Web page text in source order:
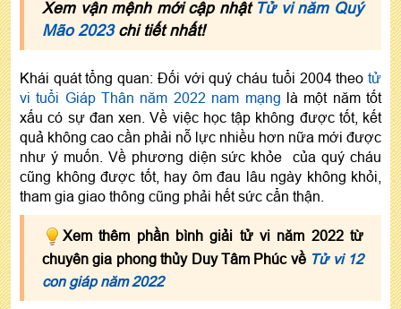
Xem vận mệnh mới cập nhật Tử vi năm Quý
Mão 2023chi tiết nhất!
Khái quát tổng quan: Đối với quý cháu tuổi 2004 theo tử
vi tuổi Giáp Thân năm 2022 nam mạng là một năm tốt
xấu có sự đan xen. Về việc học tập không được tốt, kết
quả không cao cần phải nỗ lực nhiều hơn nữa mới được
như ý muốn. Về phương diện sức khỏe của quý cháu
cũng không được tốt, hay ôm đau lâu ngày không khỏi,
tham gia giao thông cũng phải hết sức cẩn thận.
Xem thêm phần bình giải tử vi năm 2022 từ
chuyên gia phong thủy Duy Tâm Phúc về Tử vi 12
con giáp năm 2022